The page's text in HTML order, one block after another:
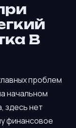
В
проблем
начальном
здесь нет
финансовое